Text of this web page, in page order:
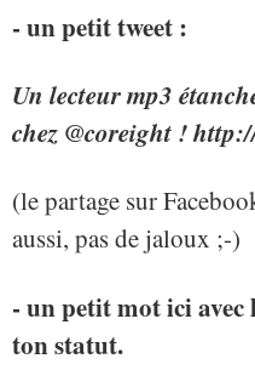
- un petit tweet :
Un lecteur mp3
chez @coreight !
(le partage sur
aussi, pas de jaloux ;-)
- un petit mot ici avec
ton statut.